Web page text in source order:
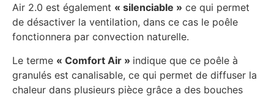
Air 2.0 est également « silenciable » ce qui permet
de désactiver la ventilation, dans ce cas le poêle
fonctionnera par convection naturelle.
Le terme « Comfort Air » indique que ce poêle à
granulés est canalisable, ce qui permet de diffuser la
chaleur dans plusieurs pièce grâce a des bouches